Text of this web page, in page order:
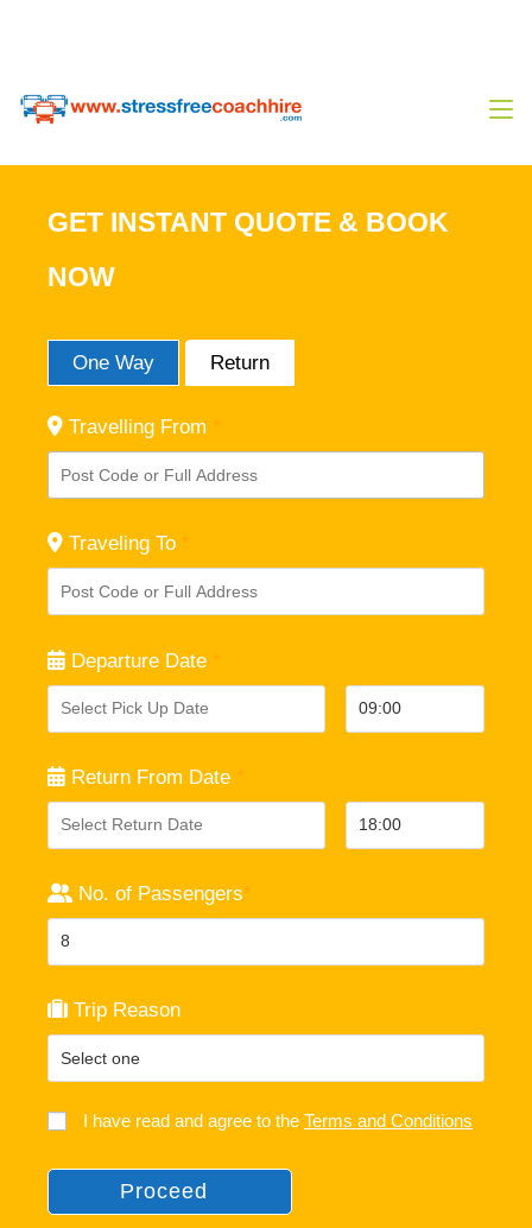
GET INSTANT QUOTE & BOOK
NOW
One Way Return
Travelling From
Traveling To
Departure Date
Return From Date
No. of Passengers
Trip Reason
I have read and agree to the Terms and Conditions
Proceed